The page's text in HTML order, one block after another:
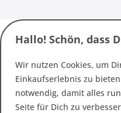
Hallo! Schön, dass
Wir nutzen Cookies, um
Einkaufserlebnis zu
notwendig, damit alles
Seite für Dich zu